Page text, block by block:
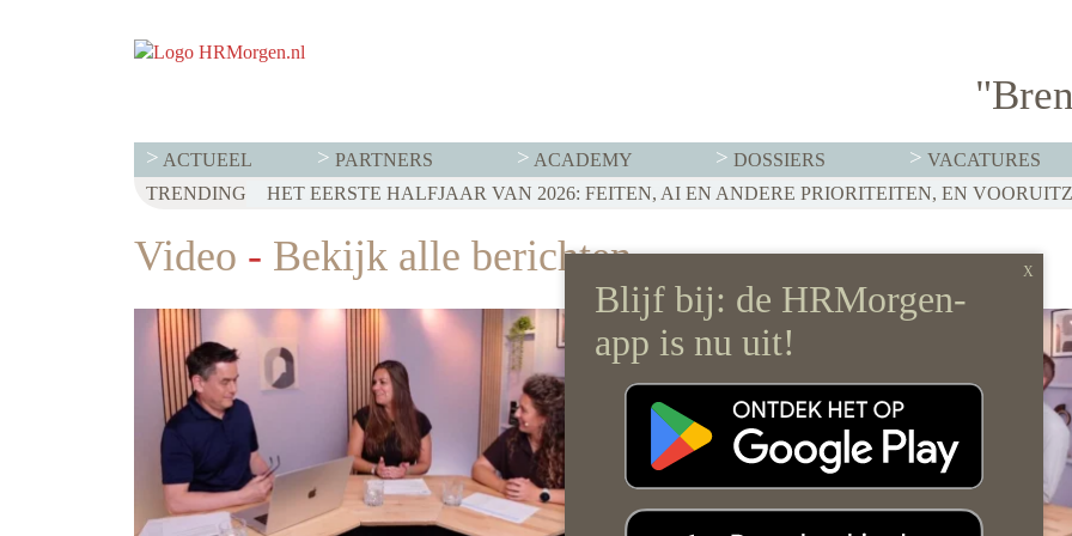
ACTUEEL PARTNERS ACADEMY DOSSIERS VACATURES
TRENDING WET LOONTRANSPARANTIE: DIT MOET HR NU AL REGELEN
HET EERSTE HALFJAAR VAN 2026: FEITEN, AI EN ANDERE PRIORITEITEN, EN
VOOR EEN SUCCESVOL RESERVISTENBELEID HOEF JE JE ORGANISATIE NIET OP Z’N
Video - Bekijk alle berichten